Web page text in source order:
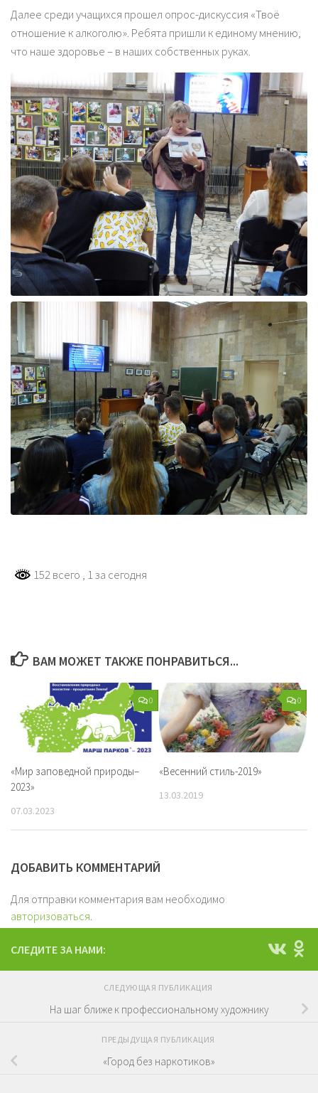
Далее среди учащихся прошел опрос-дискуссия «Твоё
отношение к алкоголю». Ребята пришли к единому мнению,
что наше здоровье – в наших собственных руках.
152 всего , 1 за сегодня
ВАМ МОЖЕТ ТАКЖЕ ПОНРАВИТЬСЯ...
0
«Мир заповедной природы–
2023»
07.03.2023
0
«Весенний стиль-2019»
13.03.2019
ДОБАВИТЬ КОММЕНТАРИЙ
Для отправки комментария вам необходимо
авторизоваться.
СЛЕДИТЕ ЗА НАМИ:
СЛЕДУЮЩАЯ ПУБЛИКАЦИЯ
На шаг ближе к профессиональному художнику
ПРЕДЫДУЩАЯ ПУБЛИКАЦИЯ
«Город без наркотиков»